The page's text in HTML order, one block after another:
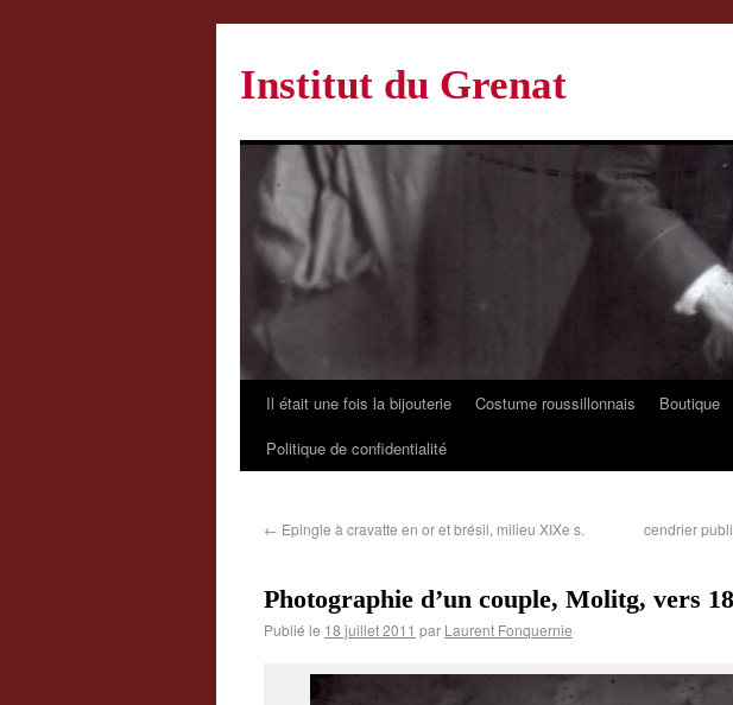
Institut du Grenat
Il était une fois la bijouterie Costume roussillonnais Boutique
Politique de confidentialité
← Epingle à cravatte en or et brésil, milieu XIXe s.
cendrier
Photographie d’un couple, Molitg, vers
Publié le 18 juillet 2011 par Laurent Fonquernie